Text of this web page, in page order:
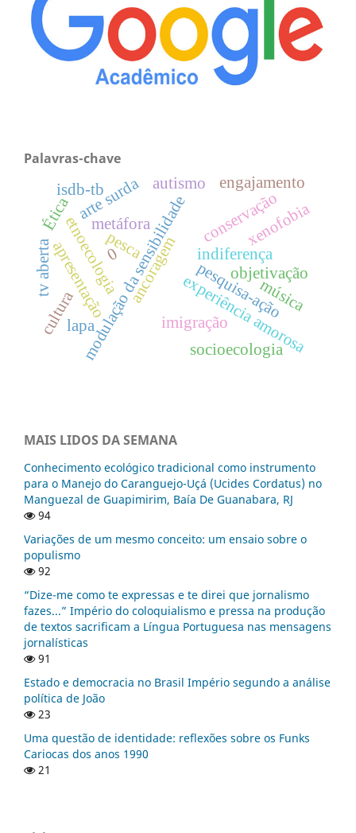
Palavras-chave
experiência amorosa
modulação da sensibilidade
metáfora
indiferença
apresentação
etnoecologia
socioecologia
conservação
pesca
pesquisa-ação
imigração
xenofobia
arte surda
Ética
engajamento
ancoragem objetivação
música
culturalapa
tv aberta
isdb-tb
0
autismo
MAIS LIDOS DA SEMANA
Conhecimento ecológico tradicional como instrumento
para o Manejo do Caranguejo-Uçá (Ucides Cordatus) no
Manguezal de Guapimirim, Baía De Guanabara, RJ
94
Variações de um mesmo conceito: um ensaio sobre o
populismo
92
“Dize-me como te expressas e te direi que jornalismo
fazes...” Império do coloquialismo e pressa na produção
de textos sacrificam a Língua Portuguesa nas mensagens
jornalísticas
91
Estado e democracia no Brasil Império segundo a análise
política de João
23
Uma questão de identidade: reflexões sobre os Funks
Cariocas dos anos 1990
21